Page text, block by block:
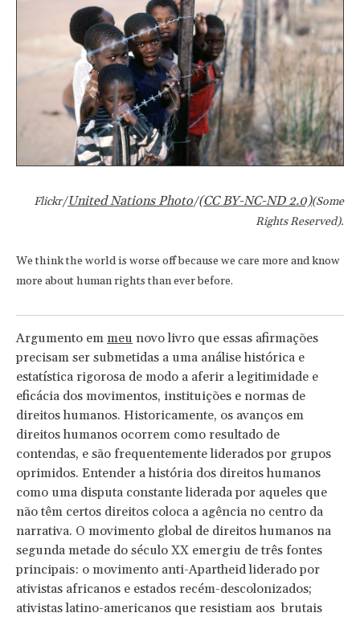
Flickr/United Nations Photo/(CC BY-NC-ND 2.0)(Some
Rights Reserved).
We think the world is worse off because we care more and know
more about human rights than ever before.
Argumento em meu novo livro que essas afirmações
precisam ser submetidas a uma análise histórica e
estatística rigorosa de modo a aferir a legitimidade e
eficácia dos movimentos, instituições e normas de
direitos humanos. Historicamente, os avanços em
direitos humanos ocorrem como resultado de
contendas, e são frequentemente liderados por grupos
oprimidos. Entender a história dos direitos humanos
como uma disputa constante liderada por aqueles que
não têm certos direitos coloca a agência no centro da
narrativa. O movimento global de direitos humanos na
segunda metade do século XX emergiu de três fontes
principais: o movimento anti-Apartheid liderado por
ativistas africanos e estados recém-descolonizados;
ativistas latino-americanos que resistiam aos brutais